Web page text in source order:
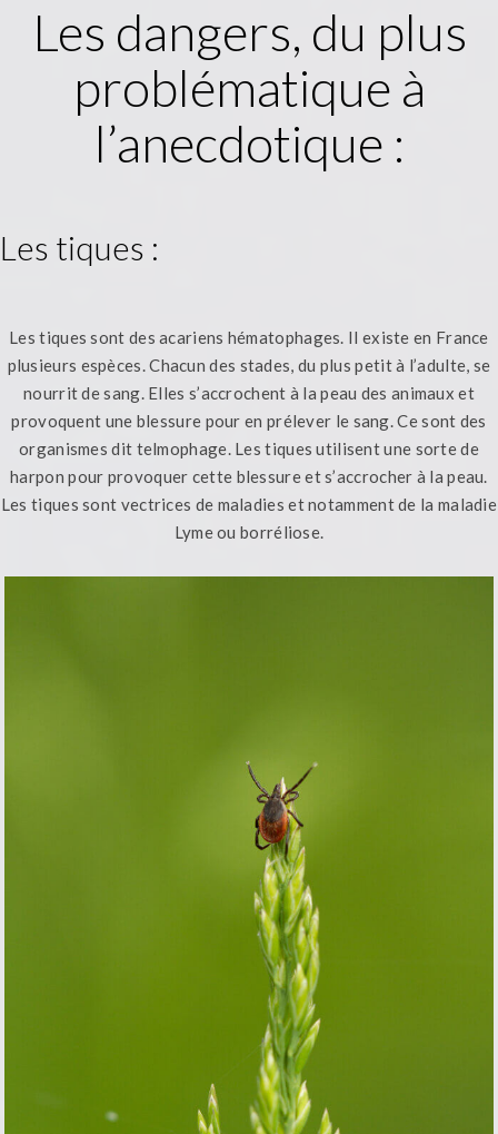
Les dangers, du plus
problématique à
l’anecdotique :
Les tiques :
Les tiques sont des acariens hématophages. Il existe en France
plusieurs espèces. Chacun des stades, du plus petit à l’adulte, se
nourrit de sang. Elles s’accrochent à la peau des animaux et
provoquent une blessure pour en prélever le sang. Ce sont des
organismes dit telmophage. Les tiques utilisent une sorte de
harpon pour provoquer cette blessure et s’accrocher à la peau.
Les tiques sont vectrices de maladies et notamment de la maladie
Lyme ou borréliose.